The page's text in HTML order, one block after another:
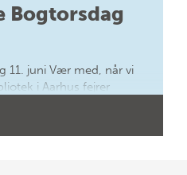
Bogtorsdag
11. juni Vær med, når vi
i Aarhus fejrer